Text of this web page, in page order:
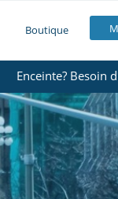
Boutique
Enceinte? Besoin